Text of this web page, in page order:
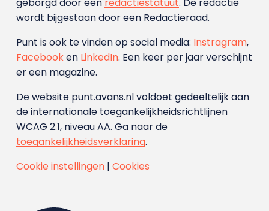
wordt bijgestaan door een Redactieraad.
Punt is ook te vinden op social media: Instragram,
Facebooken LinkedIn. Een keer per jaar verschijnt
er een magazine.
De website punt.avans.nl voldoet gedeeltelijk aan
de internationale toegankelijkheidsrichtlijnen
WCAG 2.1, niveau AA. Ga naar de
toegankelijkheidsverklaring.
Cookie instellingen| Cookies